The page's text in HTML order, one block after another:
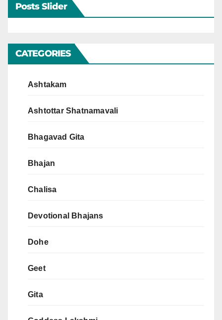
Posts Slider
CATEGORIES
Ashtakam
Ashtottar Shatnamavali
Bhagavad Gita
Bhajan
Chalisa
Devotional Bhajans
Dohe
Geet
Gita